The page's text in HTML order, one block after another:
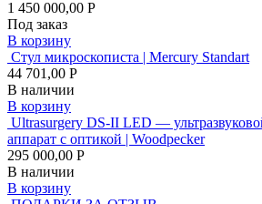
1 450 000,00 Р
Под заказ
В корзину
Стул микроскописта | Mercury Standart
44 701,00 Р
В наличии
В корзину
Ultrasurgery DS-II LED —
аппарат с оптикой | Woodpecker
295 000,00 Р
В наличии
В корзину